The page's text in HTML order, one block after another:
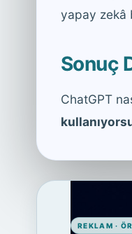
yapay zekâ
Sonuç
ChatGPT
REKLAM ·